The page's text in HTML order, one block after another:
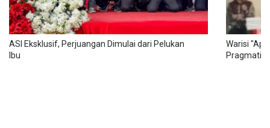
ASI Eksklusif, Perjuangan Dimulai dari Pelukan
Ibu
Warisi
Pragmatis